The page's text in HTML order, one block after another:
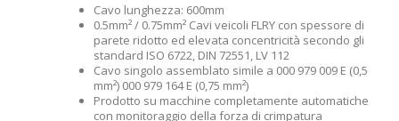
Cavo lunghezza: 600mm
0.5mm² / 0.75mm² Cavi veicoli FLRY con spessore di
parete ridotto ed elevata concentricità secondo gli
standard ISO 6722, DIN 72551, LV 112
Cavo singolo assemblato simile a 000 979 009 E (0,5
mm²) 000 979 164 E (0,75 mm²)
Prodotto su macchine completamente automatiche
con monitoraggio della forza di crimpatura